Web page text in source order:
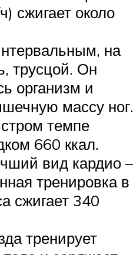
сжигает около
на
трусцой. Он
организм и
массу ног.
темпе
660 ккал.
вид кардио –
тренировка в
сжигает 340
тренирует